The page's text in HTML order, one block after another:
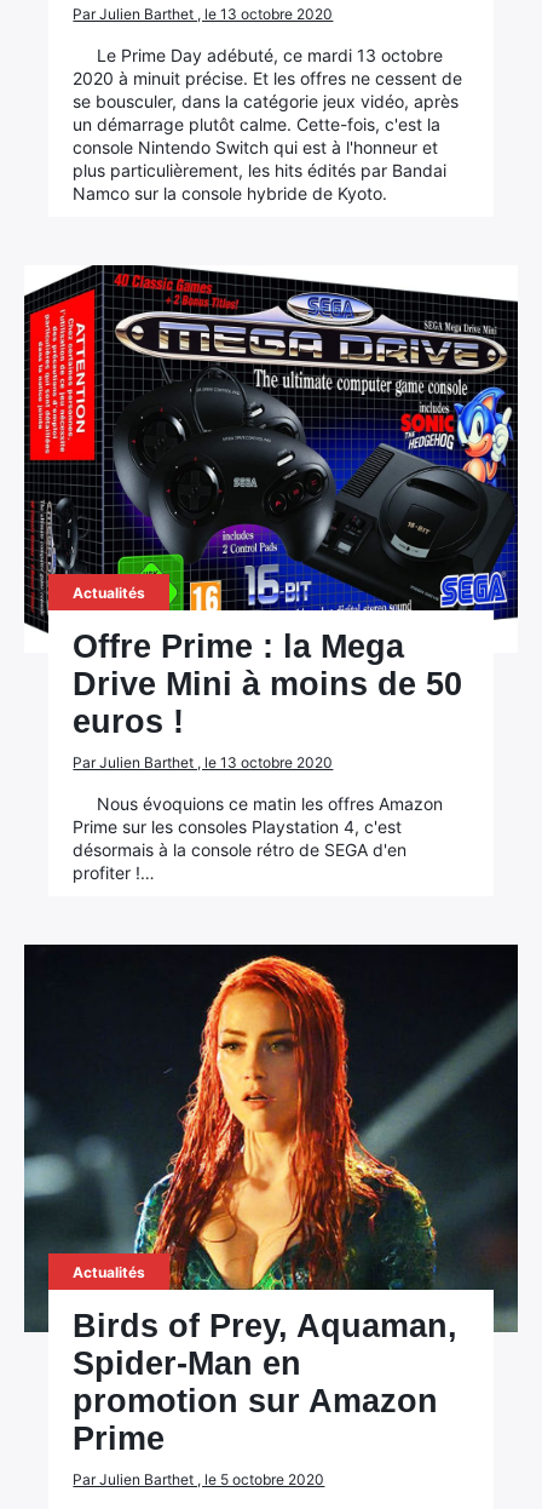
Par Julien Barthet , le 13 octobre 2020
Le Prime Day adébuté, ce mardi 13 octobre
2020 à minuit précise. Et les offres ne cessent de
se bousculer, dans la catégorie jeux vidéo, après
un démarrage plutôt calme. Cette-fois, c'est la
console Nintendo Switch qui est à l'honneur et
plus particulièrement, les hits édités par Bandai
Namco sur la console hybride de Kyoto.
Actualités
Offre Prime : la Mega
Drive Mini à moins de 50
euros !
Par Julien Barthet , le 13 octobre 2020
Nous évoquions ce matin les offres Amazon
Prime sur les consoles Playstation 4, c'est
désormais à la console rétro de SEGA d'en
profiter !…
Actualités
Birds of Prey, Aquaman,
Spider-Man en
promotion sur Amazon
Prime
Par Julien Barthet , le 5 octobre 2020